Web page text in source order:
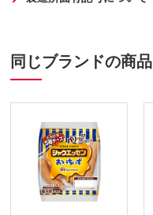
同じブランドの商品